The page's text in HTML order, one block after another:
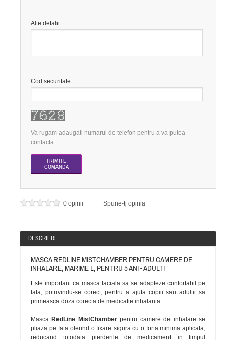
Alte detalii:
Cod securitate:
Va rugam adaugati numarul de telefon pentru a va putea
contacta.
0 opinii Spune-ţi opinia
DESCRIERE
MASCA REDLINE MISTCHAMBER PENTRU CAMERE DE
INHALARE, MARIME L, PENTRU 5 ANI - ADULTI
Este important ca masca faciala sa se adapteze confortabil pe
fata, potrivindu-se corect, pentru a ajuta copiii sau adultii sa
primeasca doza corecta de medicatie inhalanta.
Masca RedLine MistChamberpentru camere de inhalare se
pliaza pe fata oferind o fixare sigura cu o forta minima aplicata,
reducand totodata pierderile de medicament in timpul